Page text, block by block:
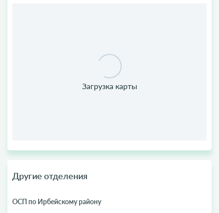
Другие отделения
ОСП по Ирбейскому району